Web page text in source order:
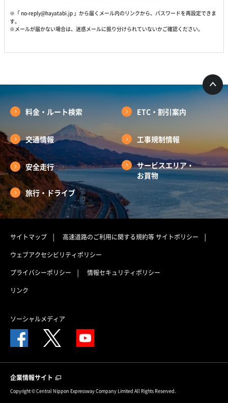
※「 no-reply@hayatabi.jp 」から届くメール内のリンクから、パスワードを再設定できま
す。
※メールが届かない場合は、迷惑メールに振り分けられていないかご確認ください。
料金・ルート検索 ETC・割引案内
交通情報 工事規制情報
安全走行
サービスエリア・
お買物
旅行・ドライブ
サイトマップ 高速道路のご利用に関する規約等サイトポリシー
ウェブアクセシビリティポリシー
プライバシーポリシー
情報セキュリティポリシー
リンク
ソーシャルメディア
企業情報サイト
Copyright © Central Nippon Expressway Company Limited All Rights Reserved.